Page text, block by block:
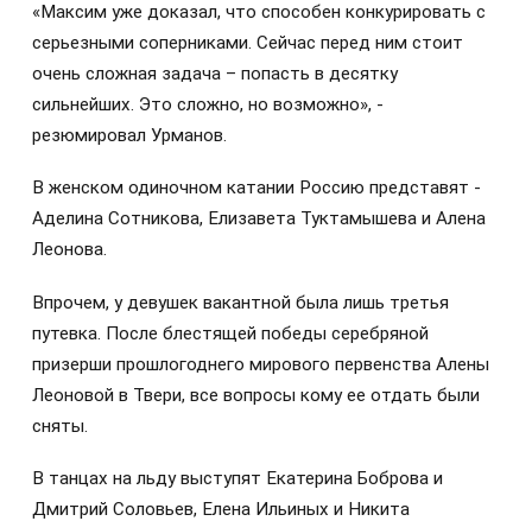
«Максим уже доказал, что способен конкурировать с
серьезными соперниками. Сейчас перед ним стоит
очень сложная задача – попасть в десятку
сильнейших. Это сложно, но возможно», -
резюмировал Урманов.
В женском одиночном катании Россию представят -
Аделина Сотникова, Елизавета Туктамышева и Алена
Леонова.
Впрочем, у девушек вакантной была лишь третья
путевка. После блестящей победы серебряной
призерши прошлогоднего мирового первенства Алены
Леоновой в Твери, все вопросы кому ее отдать были
сняты.
В танцах на льду выступят Екатерина Боброва и
Дмитрий Соловьев, Елена Ильиных и Никита